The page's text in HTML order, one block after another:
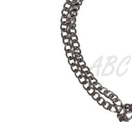
Pamlsky a odmeny
Vitamíny a liečivá